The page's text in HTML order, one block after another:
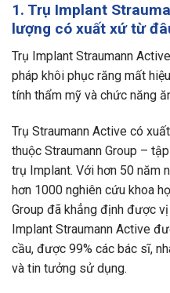
1. Trụ Implant
lượng có xuất xứ từ
Trụ Implant Straumann
pháp khôi phục răng mất
tính thẩm mỹ và chức năng
Trụ Straumann Active có
thuộc Straumann Group –
trụ Implant. Với hơn 50 năm
hơn 1000 nghiên cứu khoa
Group đã khẳng định được
Implant Straumann Active
cầu, được 99% các bác sĩ,
và tin tưởng sử dụng.